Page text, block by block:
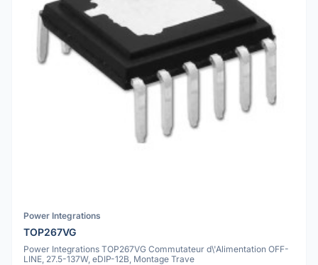
Power Integrations
TOP267VG
Power Integrations TOP267VG Commutateur d\'Alimentation OFF-
LINE, 27.5-137W, eDIP-12B, Montage Trave